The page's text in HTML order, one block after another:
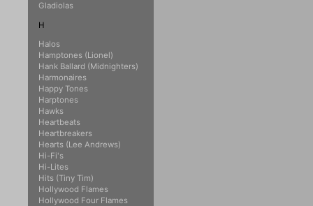
Gladiolas
H
Halos
Hamptones (Lionel)
Hank Ballard (Midnighters)
Harmonaires
Happy Tones
Harptones
Hawks
Heartbeats
Heartbreakers
Hearts (Lee Andrews)
Hi-Fi's
Hi-Lites
Hits (Tiny Tim)
Hollywood Flames
Hollywood Four Flames